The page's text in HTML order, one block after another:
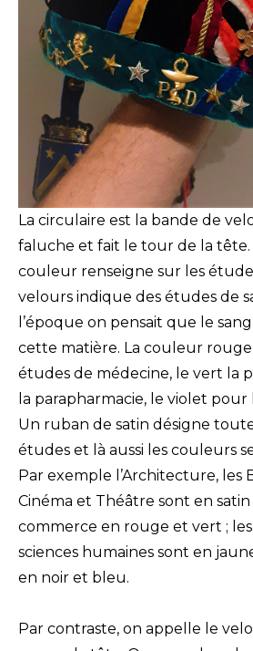
La circulaire est la bande de
faluche et fait le tour de la tête.
couleur renseigne sur les
velours indique des études de
l’époque on pensait que le
cette matière. La couleur
études de médecine, le vert la
la parapharmacie, le violet pour
Un ruban de satin désigne
études et là aussi les couleurs
Par exemple l’Architecture, les
Cinéma et Théâtre sont en
commerce en rouge et vert ;
sciences humaines sont en
en noir et bleu.
Par contraste, on appelle le